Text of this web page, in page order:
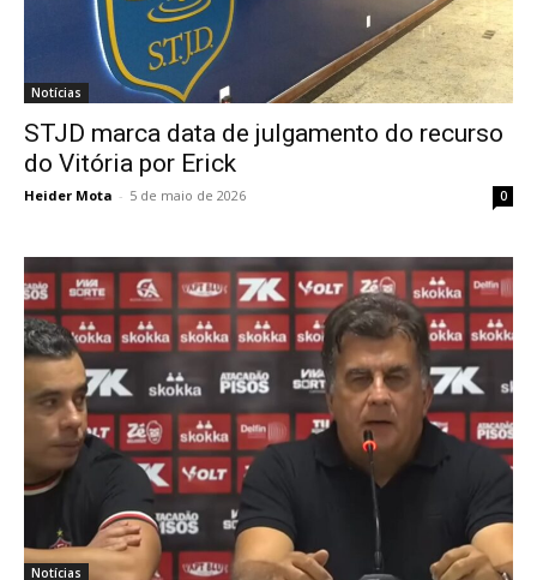
Notícias
STJD marca data de julgamento do recurso
do Vitória por Erick
Heider Mota - 5 de maio de 2026 0
Notícias